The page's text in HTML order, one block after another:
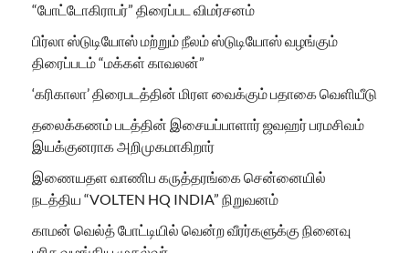
“போட்டோகிராபர்” திரைப்பட விமர்சனம்
பிர்லா ஸ்டுடியோஸ் மற்றும் நீலம் ஸ்டுடியோஸ் வழங்கும்
திரைப்படம் “மக்கள் காவலன்”
‘கரிகாலா’ திரைபடத்தின் மிரள வைக்கும் பதாகை வெளியீடு
தலைக்கணம் படத்தின் இசையப்பாளார் ஜவஹர் பரமசிவம்
இயக்குனராக அறிமுகமாகிறார்
இணையதள வாணிப கருத்தரங்கை சென்னையில்
நடத்திய “VOLTEN HQ INDIA” நிறுவனம்
காமன் வெல்த் போட்டியில் வென்ற வீரர்களுக்கு நினைவு